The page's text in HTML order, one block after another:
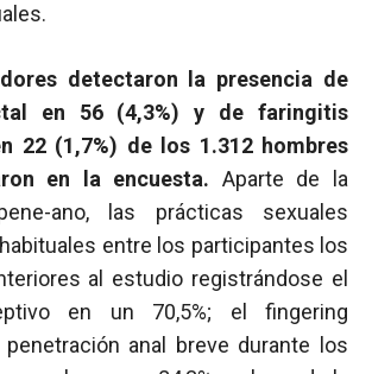
detectaron la presencia de
en 56 (4,3%) y de faringitis
22 (1,7%) de los 1.312 hombres
en la encuesta. Aparte de la
ano, las prácticas sexuales
entre los participantes los
al estudio registrándose el
en un 70,5%; el fingering
anal breve durante los